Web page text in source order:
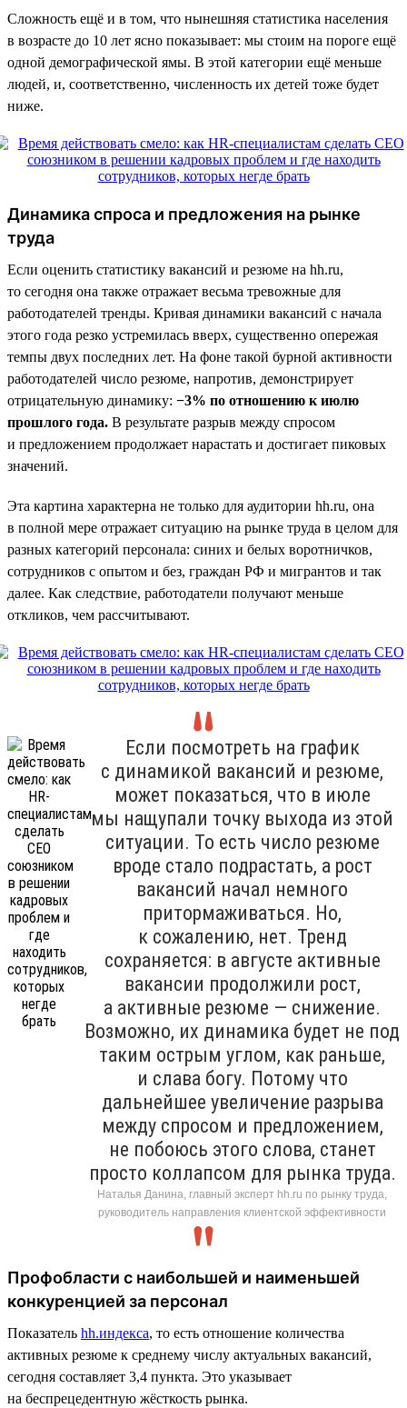
Сложность ещё и в том, что нынешняя статистика населения
в возрасте до 10 лет ясно показывает: мы стоим на пороге ещё
одной демографической ямы. В этой категории ещё меньше
людей, и, соответственно, численность их детей тоже будет
ниже.
Динамика спроса и предложения на рынке
труда
Если оценить статистику вакансий и резюме на hh.ru,
то сегодня она также отражает весьма тревожные для
работодателей тренды. Кривая динамики вакансий с начала
этого года резко устремилась вверх, существенно опережая
темпы двух последних лет. На фоне такой бурной активности
работодателей число резюме, напротив, демонстрирует
отрицательную динамику: −3% по отношению к июлю
прошлого года. В результате разрыв между спросом
и предложением продолжает нарастать и достигает пиковых
значений.
Эта картина характерна не только для аудитории hh.ru, она
в полной мере отражает ситуацию на рынке труда в целом для
разных категорий персонала: синих и белых воротничков,
сотрудников с опытом и без, граждан РФ и мигрантов и так
далее. Как следствие, работодатели получают меньше
откликов, чем рассчитывают.
Если посмотреть на график
с динамикой вакансий и резюме,
может показаться, что в июле
мы нащупали точку выхода из этой
ситуации. То есть число резюме
вроде стало подрастать, а рост
вакансий начал немного
притормаживаться. Но,
к сожалению, нет. Тренд
сохраняется: в августе активные
вакансии продолжили рост,
а активные резюме — снижение.
Возможно, их динамика будет не под
таким острым углом, как раньше,
и слава богу. Потому что
дальнейшее увеличение разрыва
между спросом и предложением,
не побоюсь этого слова, станет
просто коллапсом для рынка труда.
Наталья Данина, главный эксперт hh.ru по рынку труда,
руководитель направления клиентской эффективности
Профобласти с наибольшей и наименьшей
конкуренцией за персонал
Показатель hh.индекса, то есть отношение количества
активных резюме к среднему числу актуальных вакансий,
сегодня составляет 3,4 пункта. Это указывает
на беспрецедентную жёсткость рынка.